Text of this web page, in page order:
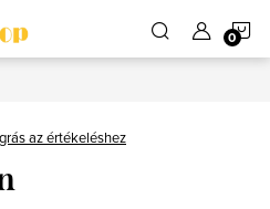
az értékeléshez